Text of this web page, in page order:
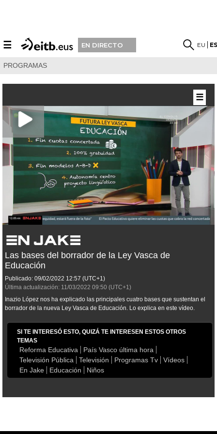
☰ EN DIRECTO EU
PROGRAMAS
Las bases del borrador de la Ley Vasca de
Educación
Publicado: 09/02/2022 12:57 (UTC+1)
Última actualización: 11/03/2022 09:50 (UTC+1)
Inazio López nos ha explicado las principales cuatro bases que sustentan el
borrador de la nueva Ley Vasca de Educación. Lo explica en este vídeo.
SI TE INTERESÓ ESTO, QUIZÁ TE INTERESEN ESTOS OTROS
TEMAS
Reforma Educativa
País Vasco última hora
Televisión Pública
Televisión Programas Tv
Vídeos
En Jake
Educación Niños
☰